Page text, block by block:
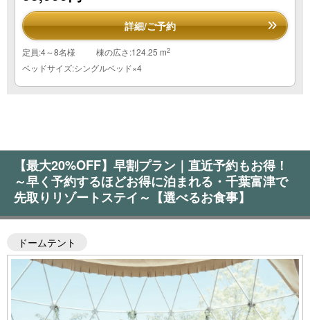
詳細/ご予約
定員:4～8名様 棟の広さ:124.25 m2
ベッドサイズ:シングルベッド×4
【最大20%OFF】早割プラン｜直近予約もお得！
～早く予約するほどお得に泊まれる・千葉富津で
先取りリゾートステイ～【選べるお食事】
ドームテント